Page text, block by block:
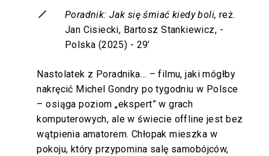
Poradnik: Jak się śmiać kiedy boli, reż.
Jan Cisiecki, Bartosz Stankiewicz, -
Polska (2025) - 29’
Nastolatek z Poradnika… – filmu, jaki mógłby
nakręcić Michel Gondry po tygodniu w Polsce
– osiąga poziom „ekspert” w grach
komputerowych, ale w świecie offline jest bez
wątpienia amatorem. Chłopak mieszka w
pokoju, który przypomina salę samobójców,